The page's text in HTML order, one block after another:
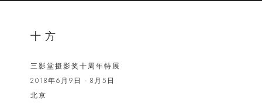
十方
三影堂摄影奖十周年特展
2018年6月9日 - 8月5日
北京